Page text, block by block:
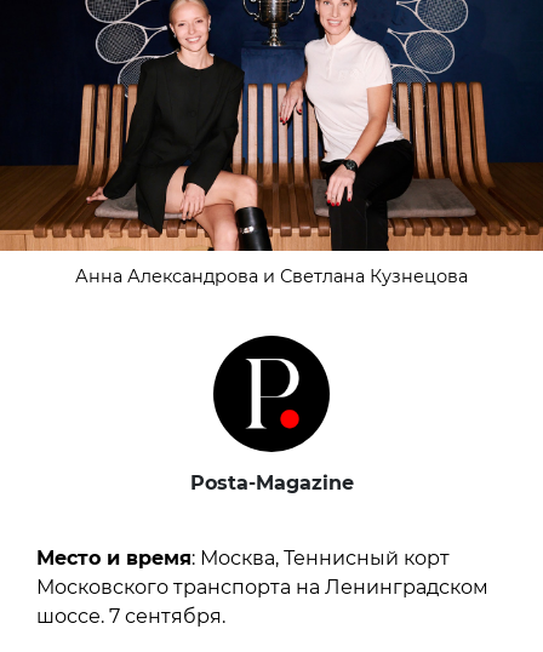
Анна Александрова и Светлана Кузнецова
Posta-Magazine
Место и время: Москва, Теннисный корт
Московского транспорта на Ленинградском
шоссе. 7 сентября.